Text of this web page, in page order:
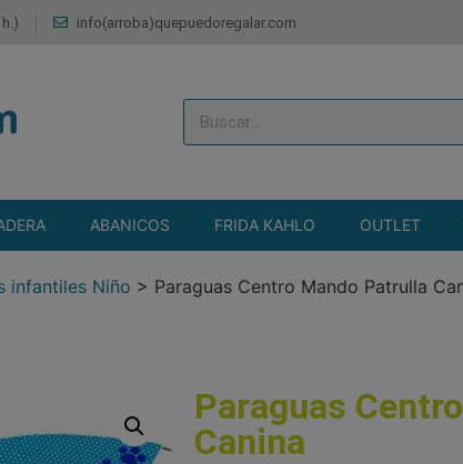
info(arroba)quepuedoregalar.com
ABANICOS FRIDA KAHLO OUTLET
infantiles Niño > Paraguas Centro Mando Patrulla
Paraguas
Canina